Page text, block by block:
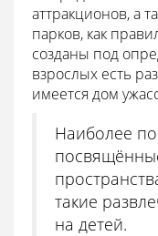
аттракционов, а
парков, как
созданы под
взрослых есть
имеется дом
Наиболее
такие
на детей.